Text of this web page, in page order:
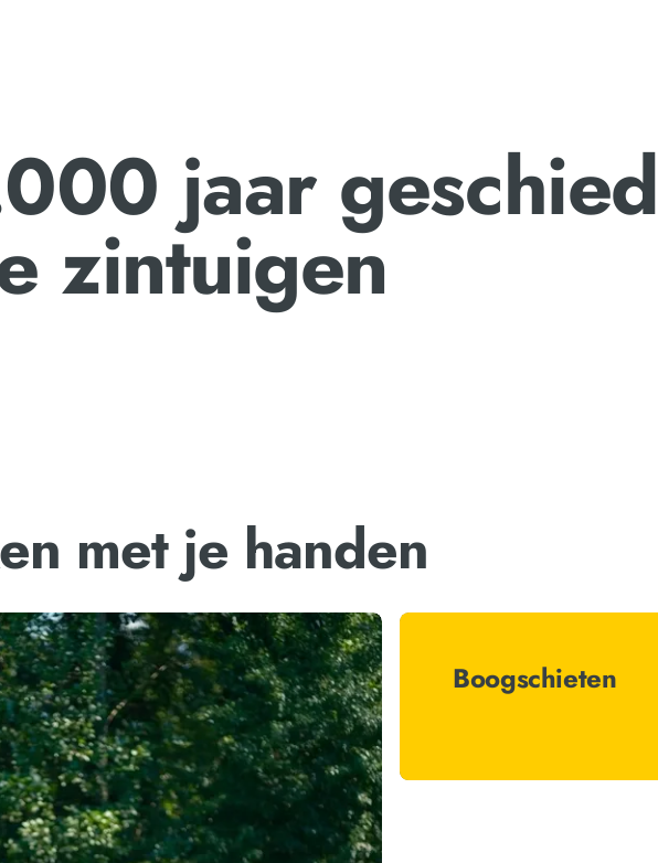
jaar
zintuigen
met je handen
Boogschieten